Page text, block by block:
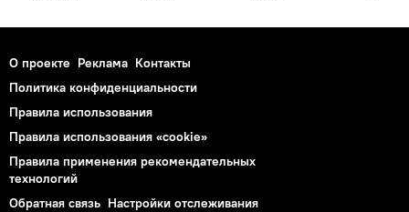
О проекте Реклама Контакты
Политика конфиденциальности
Правила использования
Правила использования «cookie»
Правила применения рекомендательных
технологий
Обратная связь Настройки отслеживания